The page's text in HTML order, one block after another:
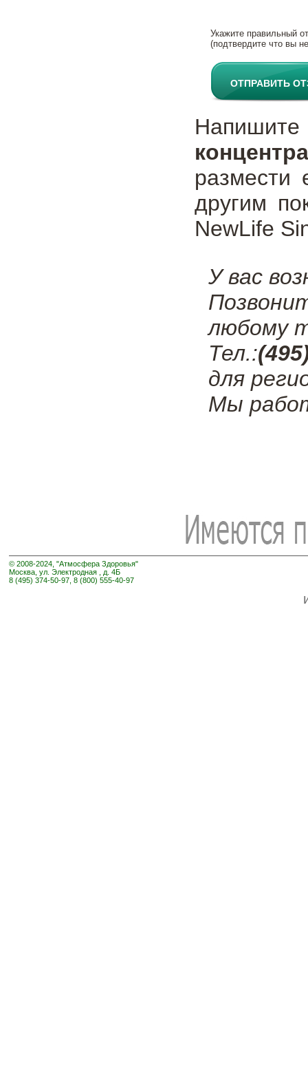
Укажите правильный
(подтвердите что вы
ОТПРАВИТЬ
размести
другим
NewLife
У вас
любому
Тел.:
для
Мы
© 2008-2024, "Атмосфера Здоровья"
Москва, ул. Электродная , д. 4Б
8 (495) 374-50-97, 8 (800) 555-40-97